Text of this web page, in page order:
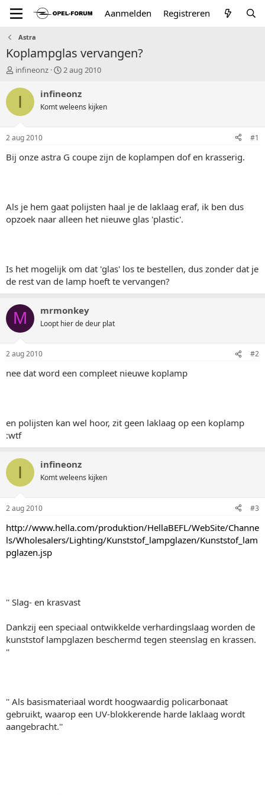
Aanmelden Registreren
Astra
Koplampglas vervangen?
T
p
a
r
t
infineonz
S
a
t
u
2 aug 2010
I infineonz
Komt weleens kijken
2 aug 2010 #1
Bij onze astra G coupe zijn de koplampen dof en krasserig.
Als je hem gaat polijsten haal je de laklaag eraf, ik ben dus
opzoek naar alleen het nieuwe glas 'plastic'.
Is het mogelijk om dat 'glas' los te bestellen, dus zonder dat je
de rest van de lamp hoeft te vervangen?
M mrmonkey
Loopt hier de deur plat
2 aug 2010 #2
nee dat word een compleet nieuwe koplamp
en polijsten kan wel hoor, zit geen laklaag op een koplamp
:wtf
I infineonz
Komt weleens kijken
2 aug 2010 #3
http://www.hella.com/produktion/HellaBEFL/WebSite/Channe
ls/Wholesalers/Lighting/Kunststof_lampglazen/Kunststof_lam
pglazen.jsp
'' Slag- en krasvast
Dankzij een speciaal ontwikkelde verhardingslaag worden de
kunststof lampglazen beschermd tegen steenslag en krassen.
''
'' Als basismateriaal wordt hoogwaardig policarbonaat
gebruikt, waarop een UV-blokkerende harde laklaag wordt
aangebracht.''